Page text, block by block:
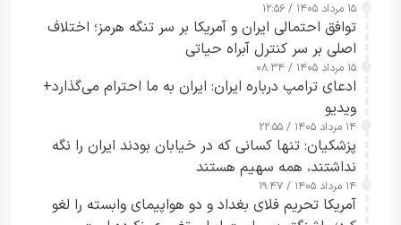
۱۵ مرداد ۱۴۰۵ / ۱۲:۵۶
توافق احتمالی ایران و آمریکا بر سر تنگه هرمز؛ اختلاف
اصلی بر سر کنترل آبراه حیاتی
۱۵ مرداد ۱۴۰۵ / ۰۸:۳۴
ادعای ترامپ درباره ایران: ایران به ما احترام می‌گذارد+
ویدیو
۱۴ مرداد ۱۴۰۵ / ۲۲:۵۵
پزشکیان: تنها کسانی که در خیابان بودند ایران را نگه
نداشتند، همه سهیم هستند
۱۴ مرداد ۱۴۰۵ / ۱۹:۴۷
آمریکا تحریم فلای بغداد و دو هواپیمای وابسته را لغو